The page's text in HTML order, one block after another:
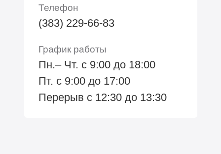
Телефон
(383) 229-66-83
График работы
Пн.– Чт. с 9:00 до 18:00
Пт. с 9:00 до 17:00
Перерыв с 12:30 до 13:30